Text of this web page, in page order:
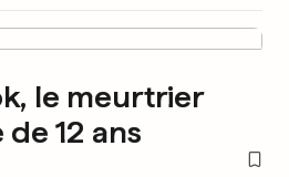
le meurtrier
12 ans